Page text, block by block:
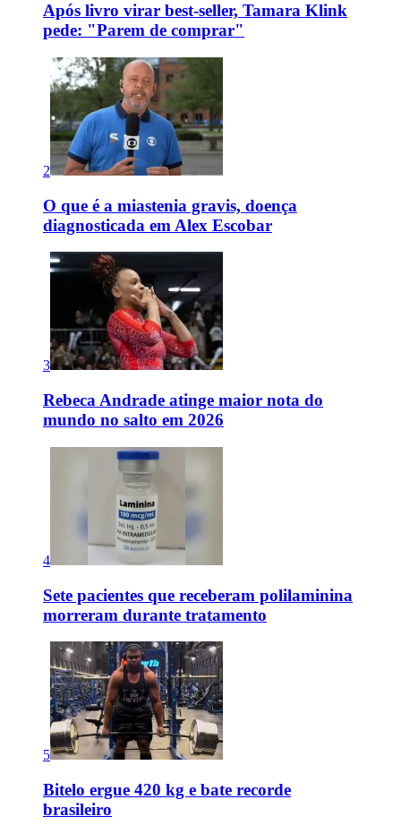
Após livro virar best-seller, Tamara Klink
pede: "Parem de comprar"
2
O que é a miastenia gravis, doença
diagnosticada em Alex Escobar
3
Rebeca Andrade atinge maior nota do
mundo no salto em 2026
4
Sete pacientes que receberam polilaminina
morreram durante tratamento
5
Bitelo ergue 420 kg e bate recorde
brasileiro